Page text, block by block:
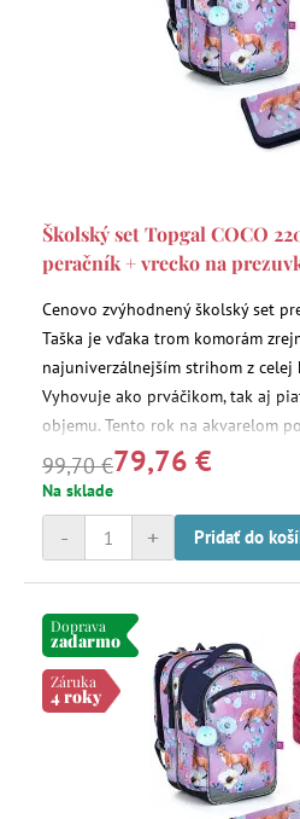
Školský set Topgal COCO
peračník + vrecko na
Cenovo zvýhodnený školský set
Taška je vďaka trom komorám
najuniverzálnejším strihom z celej
Vyhovuje ako prváčikom, tak aj
objemu. Tento rok na akvarelom
kvietkami na fialovom pozadí.
99,70 €79,76 €
Na sklade
+
- Pridať do
Doprava
zadarmo
Záruka
4 roky